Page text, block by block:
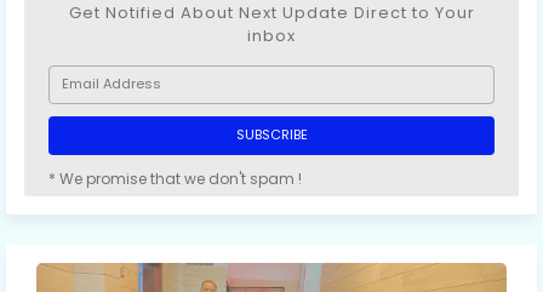
Get Notified About Next Update Direct to Your
inbox
* We promise that we don't spam !